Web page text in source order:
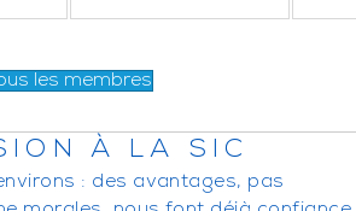
les membres
À LA SIC
: des avantages, pas